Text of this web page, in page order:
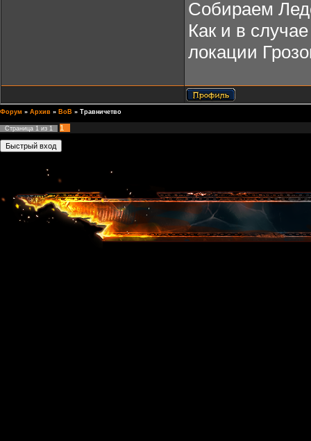
Собираем
Как и в
локации
Форум » Архив » ВоВ » Травничетво
Страница 1 из 1 1